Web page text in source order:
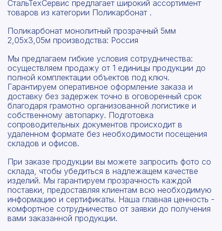
СтальТехСервис предлагает широкий ассортимент
товаров из категории Поликарбонат .
Поликарбонат монолитный прозрачный 5мм
2,05x3,05м производства: Россия
Мы предлагаем гибкие условия сотрудничества:
осуществляем продажу от 1 единицы продукции до
полной комплектации объектов под ключ.
Гарантируем оперативное оформление заказа и
доставку без задержек точно в оговоренный срок
благодаря грамотно организованной логистике и
собственному автопарку. Подготовка
сопроводительных документов происходит в
удаленном формате без необходимости посещения
складов и офисов.
При заказе продукции вы можете запросить фото со
склада, чтобы убедиться в надлежащем качестве
изделий. Мы гарантируем прозрачность каждой
поставки, предоставляя клиентам всю необходимую
информацию и сертификаты. Наша главная ценность -
комфортное сотрудничество от заявки до получения
вами заказанной продукции.